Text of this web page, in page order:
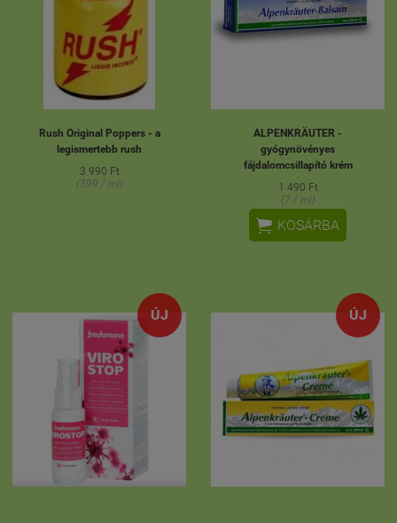
Rush Original Poppers - a
legismertebb rush
3 990 Ft
(399 / ml)
ALPENKRÄUTER -
gyógynövényes
fájdalomcsillapító krém
1 490 Ft
(7 / ml)
 KOSÁRBA
ÚJ ÚJ